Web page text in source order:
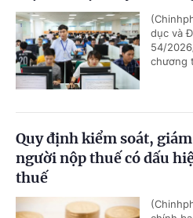
dục và
54/
chương
Quy định kiểm soát,
người nộp thuế có dấu
thuế